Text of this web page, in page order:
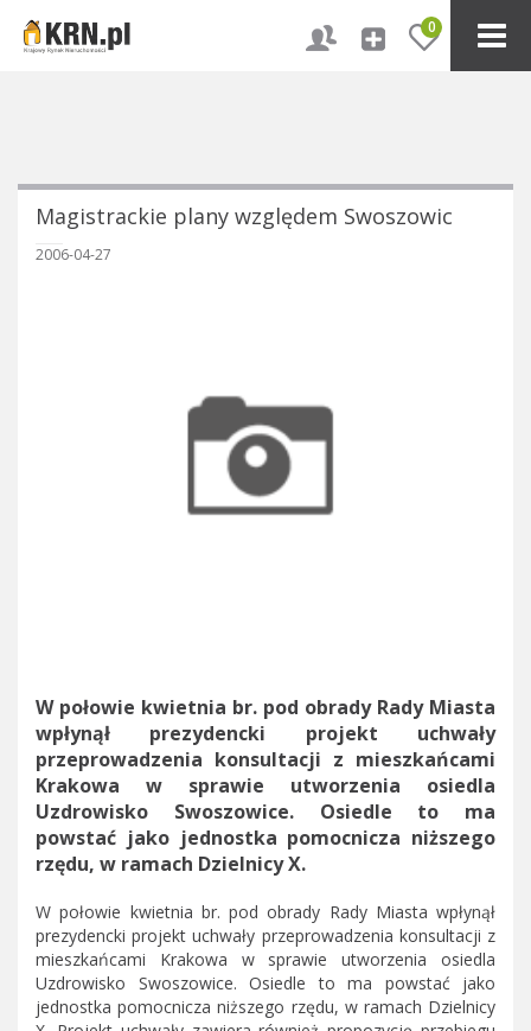
0
Magistrackie plany względem Swoszowic
2006-04-27
W połowie kwietnia br. pod obrady Rady Miasta
wpłynął prezydencki projekt uchwały
przeprowadzenia konsultacji z mieszkańcami
Krakowa w sprawie utworzenia osiedla
Uzdrowisko Swoszowice. Osiedle to ma
powstać jako jednostka pomocnicza niższego
rzędu, w ramach Dzielnicy X.
W połowie kwietnia br. pod obrady Rady Miasta wpłynął
prezydencki projekt uchwały przeprowadzenia konsultacji z
mieszkańcami Krakowa w sprawie utworzenia osiedla
Uzdrowisko Swoszowice. Osiedle to ma powstać jako
jednostka pomocnicza niższego rzędu, w ramach Dzielnicy